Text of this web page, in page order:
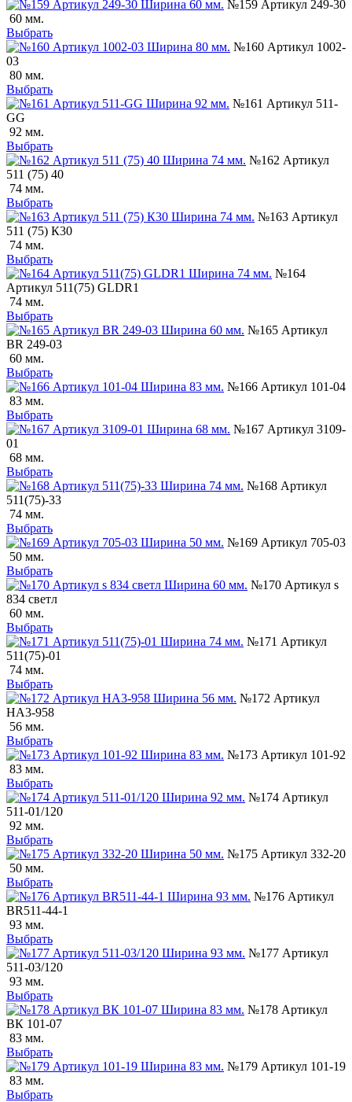
№159 Артикул 249-30
60 мм.
Выбрать
№160 Артикул 1002-
03
80 мм.
Выбрать
№161 Артикул 511-
GG
92 мм.
Выбрать
№162 Артикул
511 (75) 40
74 мм.
Выбрать
№163 Артикул
511 (75) К30
74 мм.
Выбрать
№164
Артикул 511(75) GLDR1
74 мм.
Выбрать
№165 Артикул
BR 249-03
60 мм.
Выбрать
№166 Артикул 101-04
83 мм.
Выбрать
№167 Артикул 3109-
01
68 мм.
Выбрать
№168 Артикул
511(75)-33
74 мм.
Выбрать
№169 Артикул 705-03
50 мм.
Выбрать
№170 Артикул s
834 светл
60 мм.
Выбрать
№171 Артикул
511(75)-01
74 мм.
Выбрать
№172 Артикул
НА3-958
56 мм.
Выбрать
№173 Артикул 101-92
83 мм.
Выбрать
№174 Артикул
511-01/120
92 мм.
Выбрать
№175 Артикул 332-20
50 мм.
Выбрать
№176 Артикул
ВR511-44-1
93 мм.
Выбрать
№177 Артикул
511-03/120
93 мм.
Выбрать
№178 Артикул
ВК 101-07
83 мм.
Выбрать
№179 Артикул 101-19
83 мм.
Выбрать